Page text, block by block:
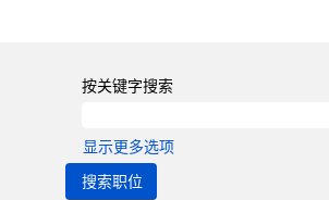
按关键字搜索
显示更多选项